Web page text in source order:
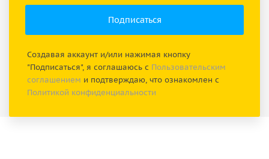
Создавая аккаунт и/или нажимая кнопку
"Подписаться", я соглашаюсь с Пользовательским
соглашением и подтверждаю, что ознакомлен с
Политикой конфиденциальности